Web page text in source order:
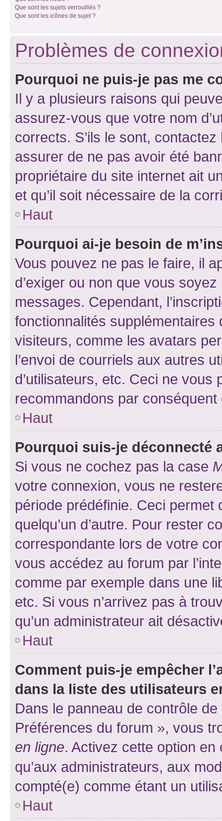
Que sont les sujets verrouillés ?
Que sont les icônes de sujet ?
Problèmes de
Pourquoi ne puis-je pas me
Il y a plusieurs raisons qui
assurez-vous que votre nom
corrects. S’ils le sont,
assurer de ne pas avoir été
propriétaire du site internet ait
et qu’il soit nécessaire de la
Haut
Pourquoi ai-je besoin de
Vous pouvez ne pas le faire, il
d’exiger ou non que vous
messages. Cependant,
fonctionnalités
visiteurs, comme les avatars
l’envoi de courriels aux autres
d’utilisateurs, etc. Ceci ne vous
recommandons par conséquent
Haut
Pourquoi suis-je déconnecté
Si vous ne cochez pas la case
votre connexion, vous ne
période prédéfinie. Ceci permet
quelqu’un d’autre. Pour rester
correspondante lors de votre
vous accédez au forum par
comme par exemple dans une
etc. Si vous n’arrivez pas à
qu’un administrateur ait
Haut
Comment puis-je empêcher
dans la liste des utilisateurs
Dans le panneau de contrôle
Préférences du forum », vous
en ligne. Activez cette option
qu’aux administrateurs, aux
compté(e) comme étant un
Haut